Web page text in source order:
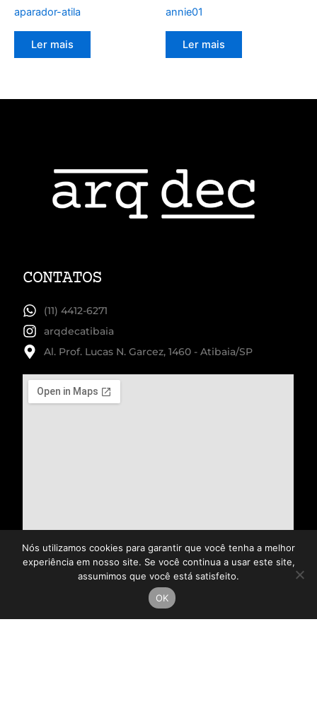
aparador-atila
Ler mais
annie01
Ler mais
CONTATOS
(11) 4412-6271
arqdecatibaia
Al. Prof. Lucas N. Garcez, 1460 - Atibaia/SP
Nós utilizamos cookies para garantir que você tenha a melhor
experiência em nosso site. Se você continua a usar este site,
assumimos que você está satisfeito.
OK